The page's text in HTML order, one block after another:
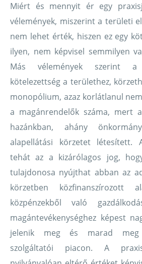
Miért és mennyit ér egy
vélemények, miszerint a területi
nem lehet érték, hiszen ez egy
ilyen, nem képvisel semmilyen
Más vélemények szerint
kötelezettség a területhez,
monopólium, azaz korlátlanul
a magánrendelők száma, mert
hazánkban, ahány
alapellátási körzetet létesített.
tehát az a kizárólagos jog,
tulajdonosa nyújthat abban az
körzetben közfinanszírozott
közpénzekből való
magántevékenységhez képest
jelenik meg és marad meg
szolgáltatói piacon. A